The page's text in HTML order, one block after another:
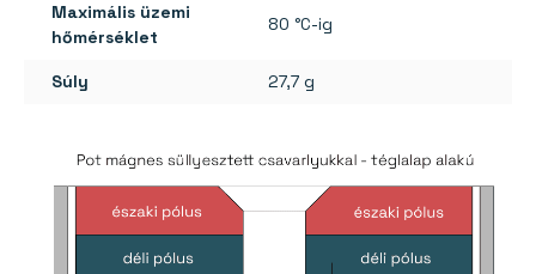
Maximális üzemi
hőmérséklet
80 °C-ig
Súly 27,7 g